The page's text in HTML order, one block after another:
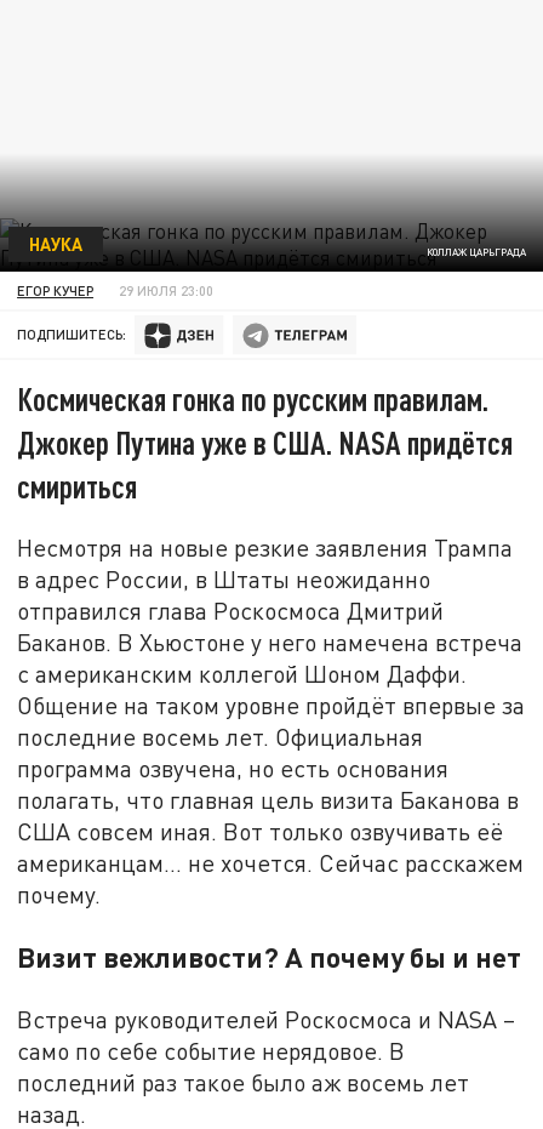
КОЛЛАЖ ЦАРЬГРАДА
НАУКА
ЕГОР КУЧЕР 29 ИЮЛЯ 23:00
ПОДПИШИТЕСЬ:
Космическая гонка по русским правилам.
Джокер Путина уже в США. NASA придётся
смириться
Несмотря на новые резкие заявления Трампа
в адрес России, в Штаты неожиданно
отправился глава Роскосмоса Дмитрий
Баканов. В Хьюстоне у него намечена встреча
с американским коллегой Шоном Даффи.
Общение на таком уровне пройдёт впервые за
последние восемь лет. Официальная
программа озвучена, но есть основания
полагать, что главная цель визита Баканова в
США совсем иная. Вот только озвучивать её
американцам... не хочется. Сейчас расскажем
почему.
Визит вежливости? А почему бы и нет
Встреча руководителей Роскосмоса и NASA –
само по себе событие нерядовое. В
последний раз такое было аж восемь лет
назад.